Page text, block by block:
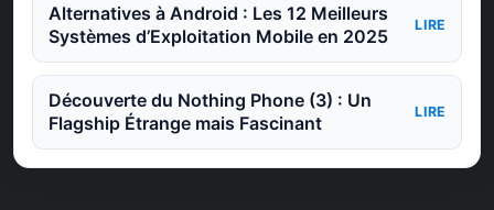
Alternatives à Android : Les 12 Meilleurs
Systèmes d’Exploitation Mobile en 2025
LIRE
Découverte du Nothing Phone (3) : Un
Flagship Étrange mais Fascinant
LIRE